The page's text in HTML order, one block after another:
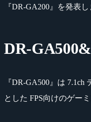
『DR-GA200』を発表し
DR-
『DR-GA500』は
とした FPS向けのゲー